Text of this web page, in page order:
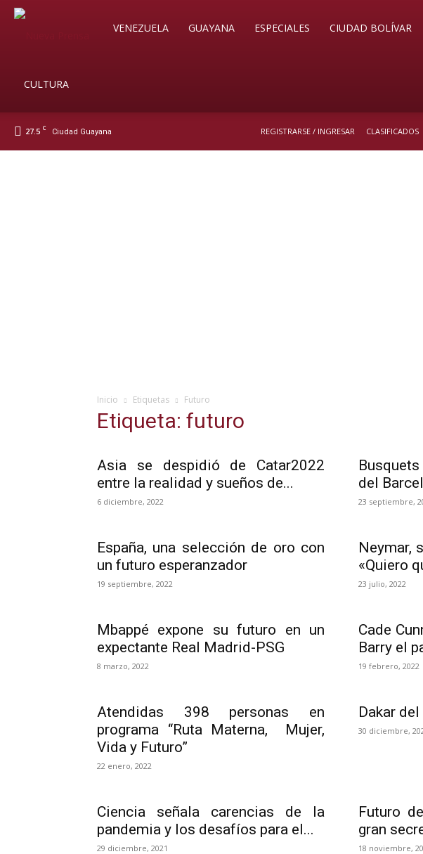
SoyVENEZUELA GUAYANA ESPECIALES CIUDAD BOLÍVAR
CULTURA
27.5 C Ciudad Guayana REGISTRARSE / INGRESAR CLASIFICADOS
Inicio Etiquetas Futuro
Etiqueta: futuro
Asia se despidió de Catar2022
entre la realidad y sueños de...
6 diciembre, 2022
del
23 septiembre,
España, una selección de oro con
un futuro esperanzador
19 septiembre, 2022
Neymar,
«Quiero
23 julio, 2022
Mbappé expone su futuro en un
expectante Real Madrid-PSG
8 marzo, 2022
Cade
Barry el
19 febrero, 2022
Atendidas 398 personas en
programa “Ruta Materna, Mujer,
Vida y Futuro”
22 enero, 2022
Dakar
30 diciembre,
Ciencia señala carencias de la
pandemia y los desafíos para el...
29 diciembre, 2021
Futuro
gran
18 noviembre,